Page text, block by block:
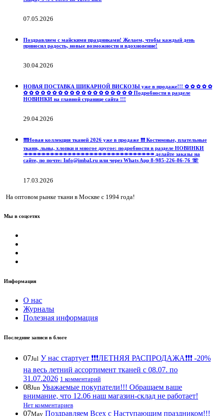
07.05.2026
Поздравляем с майскими праздниками! Желаем, чтобы каждый день
приносил радость, новые возможности и вдохновение!
30.04.2026
НОВАЯ ПОСТАВКА ШИКАРНОЙ ВИСКОЗЫ уже в продаже!!! ✿ ✿ ✿ ✿ ✿
✿ ✿ ✿ ✿ ✿ ✿ ✿ ✿ ✿ ✿ ✿ ✿ ✿ ✿ ✿ ✿ ✿ ✿ ✿ Подробности в разделе
НОВИНКИ на главной странице сайта !!!
29.04.2026
❗️❗️❗️Новая коллекция тканей 2026 уже в продаже ❗️❗️❗️ Костюмные, плательные
ткани, льны, хлопки и многое другое: подробности в разделе НОВИНКИ
↠↠↠↠↠↠↠↠↠↠↠↠↠↠↠↠↠↠↠↠↠↠↠↠↠↠↠↠↠↠ делайте заказы на
сайте, по почте: Info@imbal.ru или через Whats App 8-985-226-86-76 ☏
17.03.2026
На оптовом рынке ткани в Москве с 1994 года!
Мы в соцсетях
Информация
О нас
Журналы
Полезная информация
Последние записи в блоге
07Jul У нас стартует ❗️❗️❗️ЛЕТНЯЯ РАСПРОДАЖА❗️❗️❗️ -20%
на весь летний ассортимент тканей с 08.07. по
31.07.2026 1 комментарий
08Jun Уважаемые покупатели!!! Обращаем ваше
внимание, что 12.06 наш магазин-склад не работает!
Нет комментариев
07May Поздравляем Всех с Наступающим праздником!!!